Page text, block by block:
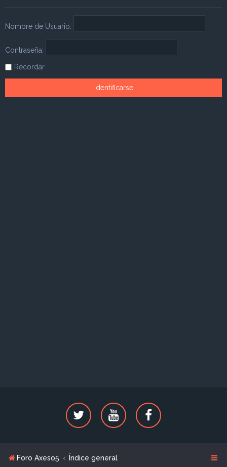
Nombre de Usuario:
Contraseña:
Recordar
Foro Axeso5 Índice general